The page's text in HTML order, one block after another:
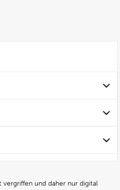
vergriffen und daher nur digital